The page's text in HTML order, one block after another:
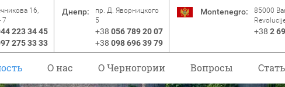
16,
7
223 34 45
275 33 33
Днепр:
пр. Д. Яворницкого
5
+38 056 789 20 07
+38 098 696 39 79
Montenegro:
85000
+38 2
О нас O Черногории Вопросы